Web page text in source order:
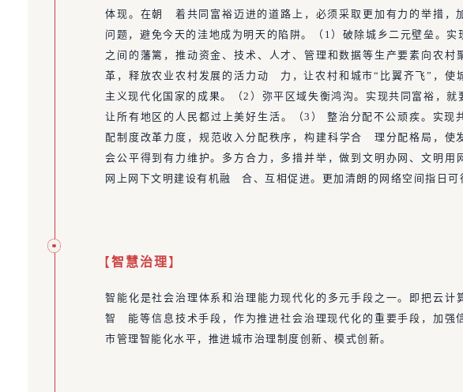
体现。在朝 着共同富裕迈进的道路上，必须采取更加有力的举措，
问题，避免今天的洼地成为明天的陷阱。（1）破除城乡二元壁垒。实
之间的藩篱，推动资金、技术、人才、管理和数据等生产要素向农村
革，释放农业农村发展的活力动 力，让农村和城市“比翼齐飞”，使
主义现代化国家的成果。（2）弥平区域失衡鸿沟。实现共同富裕，就
让所有地区的人民都过上美好生活。（3） 整治分配不公顽疾。实现
配制度改革力度，规范收入分配秩序，构建科学合 理分配格局，使
会公平得到有力维护。多方合力，多措并举，做到文明办网、文明用
网上网下文明建设有机融 合、互相促进。更加清朗的网络空间指日可
【智慧治理】
智能化是社会治理体系和治理能力现代化的多元手段之一。即把云计
智 能等信息技术手段，作为推进社会治理现代化的重要手段，加强
市管理智能化水平，推进城市治理制度创新、模式创新。